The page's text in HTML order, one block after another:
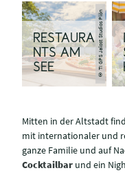
RESTAURA
NTS AM
SEE
© TI GPS Jalost Studios Plön
Mitten in der Altstadt
mit internationaler und
ganze Familie und auf
Cocktailbar und ein